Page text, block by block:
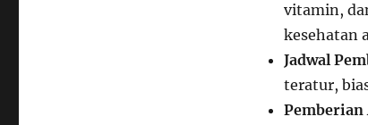
vitamin,
kesehatan
Jadwal
teratur,